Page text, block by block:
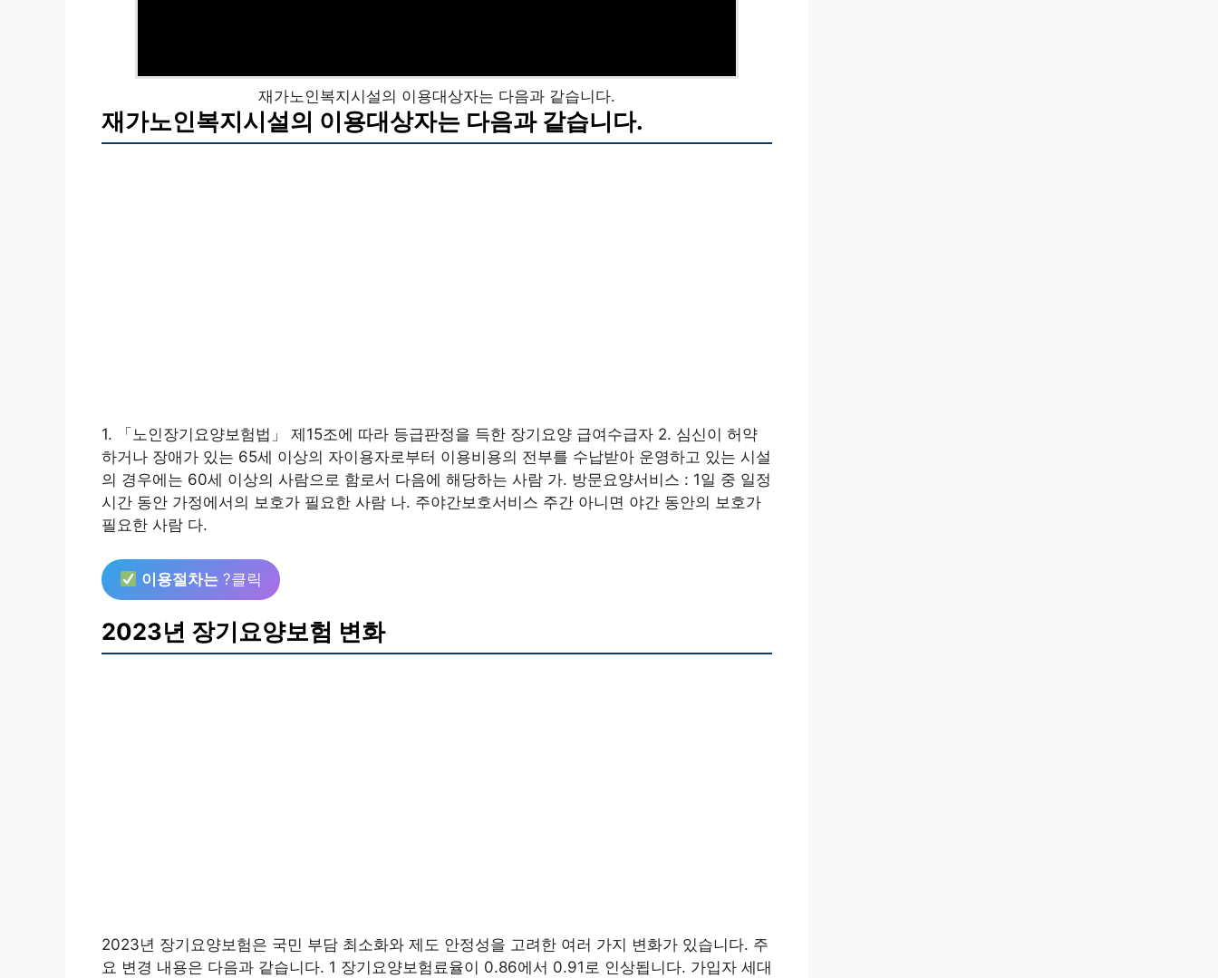
재가노인복지시설의 이용대상자는 다음과 같습니다.
재가노인복지시설의 이용대상자는 다음과 같습니다.
1. 「노인장기요양보험법」 제15조에 따라 등급판정을 득한 장기요양 급여수급자 2. 심신이 허약
하거나 장애가 있는 65세 이상의 자이용자로부터 이용비용의 전부를 수납받아 운영하고 있는 시설
의 경우에는 60세 이상의 사람으로 함로서 다음에 해당하는 사람 가. 방문요양서비스 : 1일 중 일정
시간 동안 가정에서의 보호가 필요한 사람 나. 주야간보호서비스 주간 아니면 야간 동안의 보호가
필요한 사람 다.
이용절차는 ?클릭
2023년 장기요양보험 변화
2023년 장기요양보험은 국민 부담 최소화와 제도 안정성을 고려한 여러 가지 변화가 있습니다. 주
요 변경 내용은 다음과 같습니다. 1 장기요양보험료율이 0.86에서 0.91로 인상됩니다. 가입자 세대